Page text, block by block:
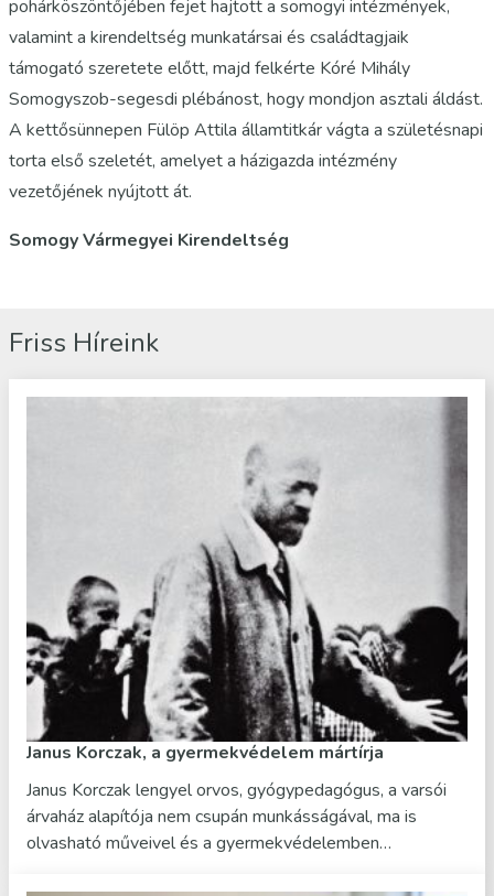
pohárköszöntőjében fejet hajtott a somogyi intézmények,
valamint a kirendeltség munkatársai és családtagjaik
támogató szeretete előtt, majd felkérte Kóré Mihály
Somogyszob-segesdi plébánost, hogy mondjon asztali áldást.
A kettősünnepen Fülöp Attila államtitkár vágta a születésnapi
torta első szeletét, amelyet a házigazda intézmény
vezetőjének nyújtott át.
Somogy Vármegyei Kirendeltség
Friss Híreink
Janus Korczak, a gyermekvédelem mártírja
Janus Korczak lengyel orvos, gyógypedagógus, a varsói
árvaház alapítója nem csupán munkásságával, ma is
olvasható műveivel és a gyermekvédelemben…